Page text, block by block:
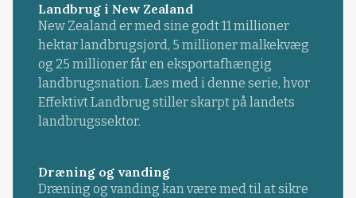
Landbrug i New Zealand
New Zealand er med sine godt 11 millioner
hektar landbrugsjord, 5 millioner malkekvæg
og 25 millioner får en eksportafhængig
landbrugsnation. Læs med i denne serie, hvor
Effektivt Landbrug stiller skarpt på landets
landbrugssektor.
Dræning og vanding
Dræning og vanding kan være med til at sikre